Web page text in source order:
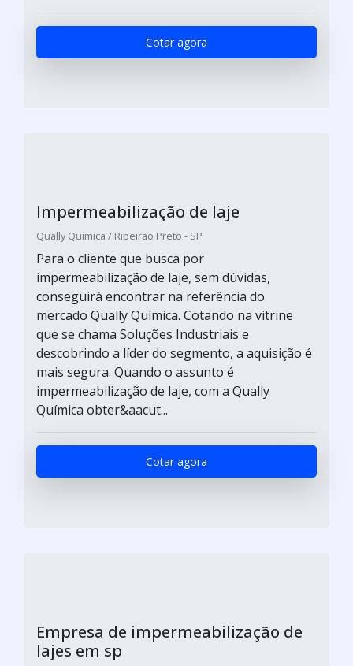
Cotar agora
Impermeabilização de laje
Qually Química / Ribeirão Preto - SP
Para o cliente que busca por
impermeabilização de laje, sem dúvidas,
conseguirá encontrar na referência do
mercado Qually Química. Cotando na vitrine
que se chama Soluções Industriais e
descobrindo a líder do segmento, a aquisição é
mais segura. Quando o assunto é
impermeabilização de laje, com a Qually
Química obter&aacut...
Cotar agora
Empresa de impermeabilização de
lajes em sp